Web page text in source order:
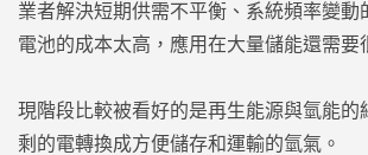
業者解決短期供需不平衡、系統頻率變動
電池的成本太高，應用在大量儲能還需要
現階段比較被看好的是再生能源與氫能的
剩的電轉換成方便儲存和運輸的氫氣。